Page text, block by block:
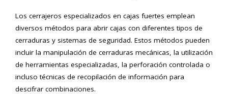
Los cerrajeros especializados en cajas fuertes emplean
diversos métodos para abrir cajas con diferentes tipos de
cerraduras y sistemas de seguridad. Estos métodos pueden
incluir la manipulación de cerraduras mecánicas, la utilización
de herramientas especializadas, la perforación controlada o
incluso técnicas de recopilación de información para
descifrar combinaciones.